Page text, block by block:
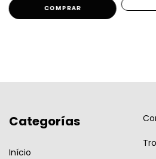
COMPRAR
Categorías
Início